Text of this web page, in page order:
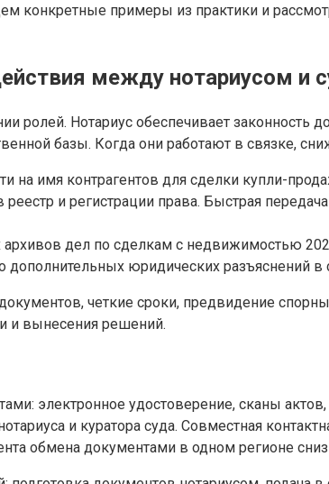
конкретные примеры из практики и
между нотариусом и
ролей. Нотариус обеспечивает
базы. Когда они работают в связке,
имя контрагентов для сделки купли-
и регистрации права. Быстрая
дел по сделкам с недвижимостью
юридических разъяснений в
четкие сроки, предвидение
и вынесения решений.
электронное удостоверение, сканы
и куратора суда. Совместная
обмена документами в одном регионе